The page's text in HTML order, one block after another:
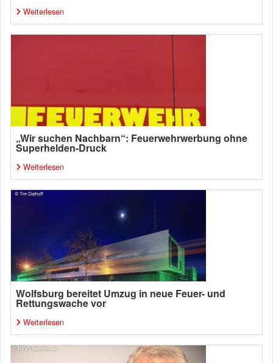
Weiterlesen
„Wir suchen Nachbarn“: Feuerwehrwerbung ohne
Superhelden-Druck
Weiterlesen
Wolfsburg bereitet Umzug in neue Feuer- und
Rettungswache vor
Weiterlesen